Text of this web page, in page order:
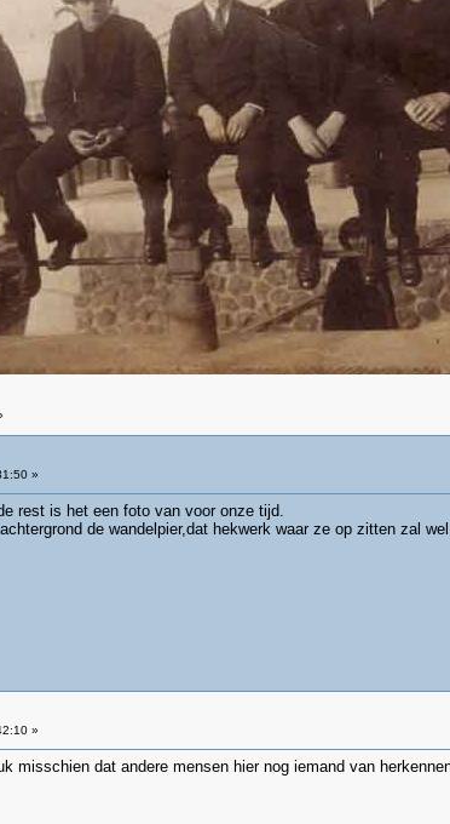
»
rest is het een foto van voor onze tijd.
de wandelpier,dat hekwerk waar ze op zitten zal
»
misschien dat andere mensen hier nog iemand van